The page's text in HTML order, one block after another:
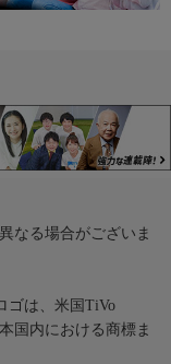
なる場合がございま
ゴは、米国TiVo
国内における商標ま